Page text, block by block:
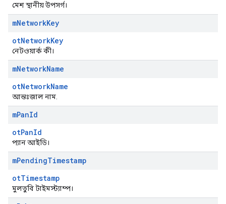
মেশ স্থানীয় উপসর্গ।
mNetworkKey
otNetworkKey
নেটওয়ার্ক কী।
mNetworkName
otNetworkName
আন্তঃজাল নাম.
mPanId
otPanId
প্যান আইডি।
mPendingTimestamp
otTimestamp
মুলতুবি টাইমস্ট্যাম্প।